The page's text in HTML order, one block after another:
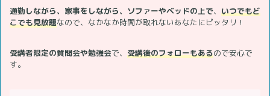
通勤しながら、家事をしながら、ソファーやベッドの上で、 いつでもど
こでも見放題なので、なかなか時間が取れないあなたにピッタリ！
受講者限定の質問会や勉強会で、 受講後のフォローもあるので安心で
す。